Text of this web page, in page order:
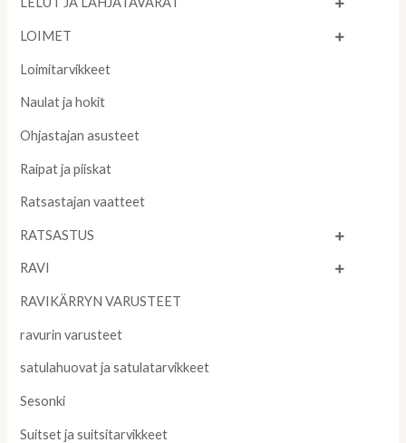
LOIMET
Loimitarvikkeet
Naulat ja hokit
Ohjastajan asusteet
Raipat ja piiskat
Ratsastajan vaatteet
RATSASTUS
RAVI
RAVIKÄRRYN VARUSTEET
ravurin varusteet
satulahuovat ja satulatarvikkeet
Sesonki
Suitset ja suitsitarvikkeet